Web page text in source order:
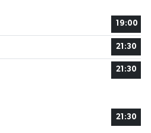
19:00
21:30
21:30
21:30